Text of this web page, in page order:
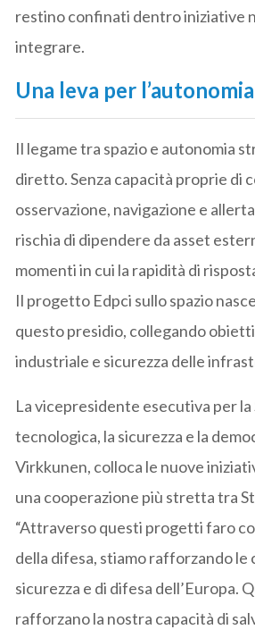
restino confinati dentro iniziative
integrare.
Una leva per
Il legame tra spazio e autonomia
diretto. Senza capacità proprie di
osservazione, navigazione e
rischia di dipendere da asset
momenti in cui la rapidità di
Il progetto Edpci sullo spazio
questo presidio, collegando
industriale e sicurezza delle
La vicepresidente esecutiva per la
tecnologica, la sicurezza e la
Virkkunen, colloca le nuove
una cooperazione più stretta tra
“Attraverso questi progetti faro
della difesa, stiamo rafforzando le
sicurezza e di difesa dell’Europa.
rafforzano la nostra capacità di